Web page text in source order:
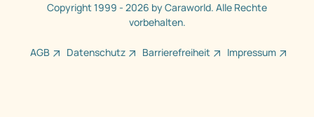
Copyright 1999 - 2026 by Caraworld. Alle Rechte
vorbehalten.
AGB Datenschutz Barrierefreiheit Impressum